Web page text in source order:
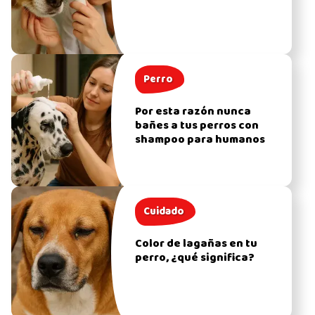
Perro
Por esta razón nunca
bañes a tus perros con
shampoo para humanos
Cuidado
Color de lagañas en tu
perro, ¿qué significa?